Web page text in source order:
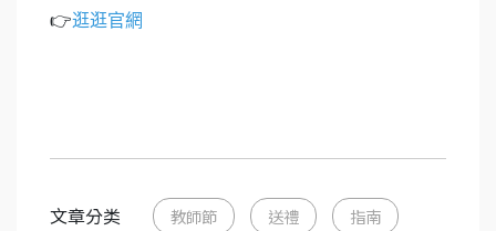
👉逛逛官網
文章分类 教師節 送禮 指南